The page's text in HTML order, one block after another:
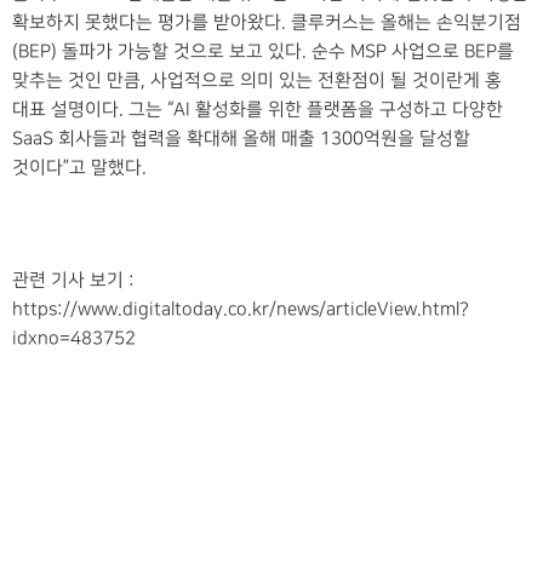
확보하지 못했다는 평가를 받아왔다. 클루커스는 올해는 손익분기점
(BEP) 돌파가 가능할 것으로 보고 있다. 순수 MSP 사업으로 BEP를
맞추는 것인 만큼, 사업적으로 의미 있는 전환점이 될 것이란게 홍
대표 설명이다. 그는 “AI 활성화를 위한 플랫폼을 구성하고 다양한
SaaS 회사들과 협력을 확대해 올해 매출 1300억원을 달성할
것이다”고 말했다.
관련 기사 보기 :
https://www.digitaltoday.co.kr/news/articleView.html?
idxno=483752